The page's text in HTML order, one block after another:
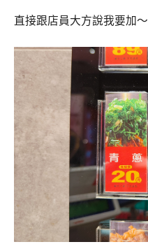
直接跟店員大方說我要加～